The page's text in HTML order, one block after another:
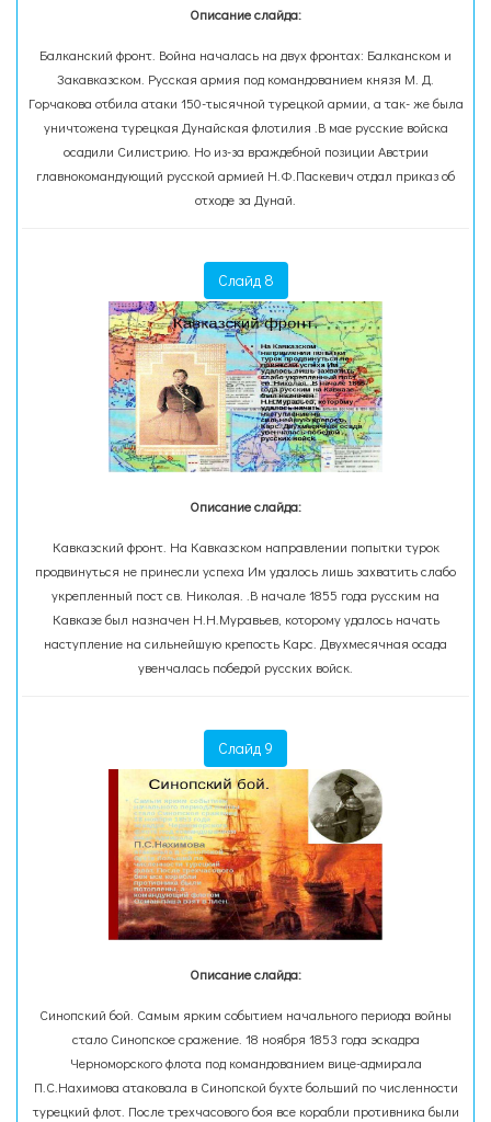
Описание слайда:
Балканский фронт. Война началась на двух фронтах: Балканском и
Закавказском. Русская армия под командованием князя М. Д.
Горчакова отбила атаки 150-тысячной турецкой армии, а так- же была
уничтожена турецкая Дунайская флотилия .В мае русские войска
осадили Силистрию. Но из-за враждебной позиции Австрии
главнокомандующий русской армией Н.Ф.Паскевич отдал приказ об
отходе за Дунай.
Слайд 8
Описание слайда:
Кавказский фронт. На Кавказском направлении попытки турок
продвинуться не принесли успеха Им удалось лишь захватить слабо
укрепленный пост св. Николая. .В начале 1855 года русским на
Кавказе был назначен Н.Н.Муравьев, которому удалось начать
наступление на сильнейшую крепость Карс. Двухмесячная осада
увенчалась победой русских войск.
Слайд 9
Описание слайда:
Синопский бой. Самым ярким событием начального периода войны
стало Синопское сражение. 18 ноября 1853 года эскадра
Черноморского флота под командованием вице-адмирала
П.С.Нахимова атаковала в Синопской бухте больший по численности
турецкий флот. После трехчасового боя все корабли противника были